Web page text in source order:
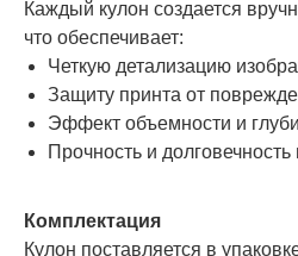
Каждый кулон создается
что обеспечивает:
Четкую детализацию
Защиту принта от
Эффект объемности и
Прочность и долговечность
Комплектация
Кулон поставляется в